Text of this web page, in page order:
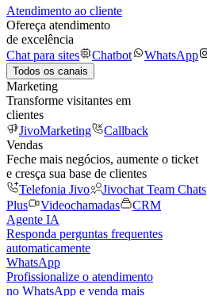
Atendimento ao cliente
Ofereça atendimento
de excelência
Chat para sites
Chatbot WhatsApp
Todos os canais
Marketing
Transforme visitantes em
clientes
JivoMarketing
Callback
Vendas
Feche mais negócios, aumente o ticket
e cresça sua base de clientes
Telefonia Jivo
Jivochat Team Chats
Plus
Videochamadas
CRM
Agente IA
Responda perguntas frequentes
automaticamente
WhatsApp
Profissionalize o atendimento
no WhatsApp e venda mais